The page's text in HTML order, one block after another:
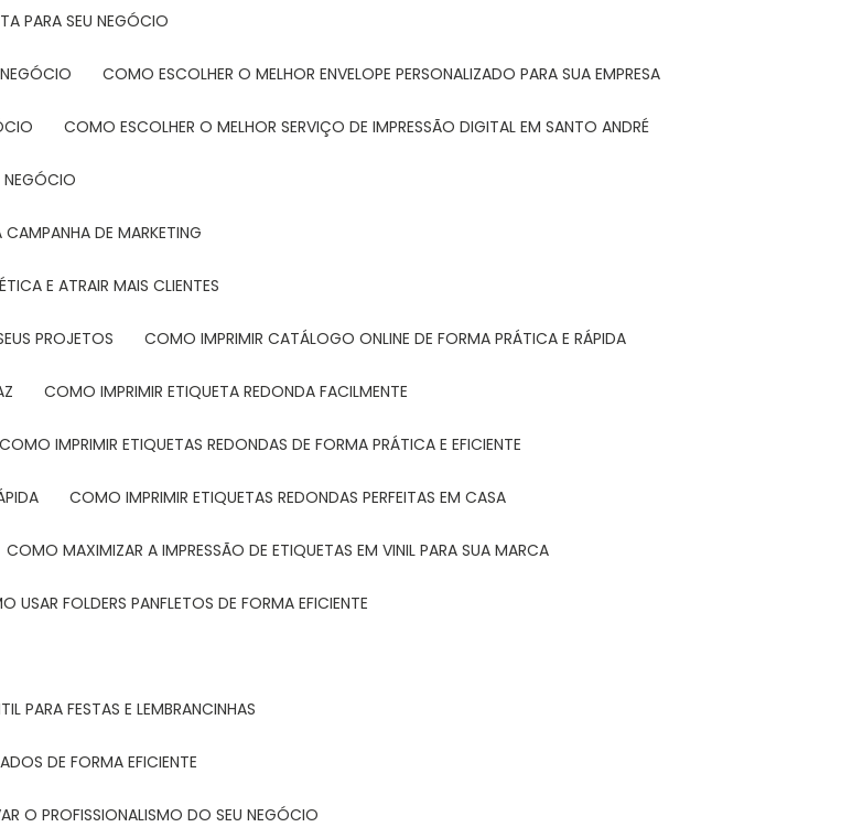
PARA SEU NEGÓCIO
COMO ESCOLHER O MELHOR ENVELOPE PERSONALIZADO PARA SUA EMPRESA
COMO ESCOLHER O MELHOR SERVIÇO DE IMPRESSÃO DIGITAL EM SANTO ANDRÉ
NEGÓCIO
CAMPANHA DE MARKETING
E ATRAIR MAIS CLIENTES
PROJETOS COMO IMPRIMIR CATÁLOGO ONLINE DE FORMA PRÁTICA E RÁPIDA
COMO IMPRIMIR ETIQUETA REDONDA FACILMENTE
COMO IMPRIMIR ETIQUETAS REDONDAS DE FORMA PRÁTICA E EFICIENTE
COMO IMPRIMIR ETIQUETAS REDONDAS PERFEITAS EM CASA
COMO MAXIMIZAR A IMPRESSÃO DE ETIQUETAS EM VINIL PARA SUA MARCA
USAR FOLDERS PANFLETOS DE FORMA EFICIENTE
PARA FESTAS E LEMBRANCINHAS
DE FORMA EFICIENTE
O PROFISSIONALISMO DO SEU NEGÓCIO